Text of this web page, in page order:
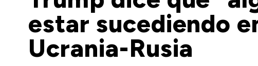
estar sucediendo
Ucrania-Rusia